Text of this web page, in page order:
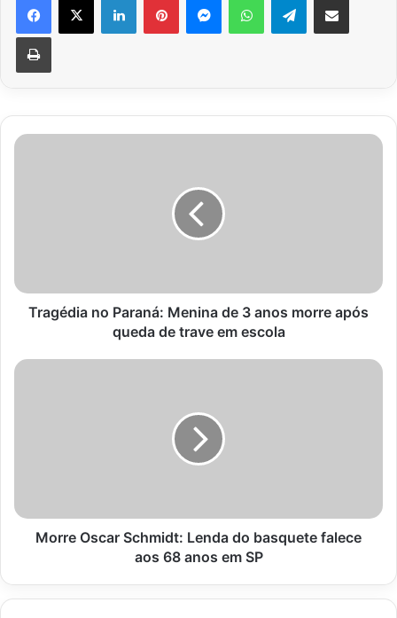
Imprimir
Tragédia
após
queda
em
Tragédia no Paraná: Menina de 3 anos morre após
queda de trave em escola
Morre
68
anosMorre Oscar Schmidt: Lenda do basquete falece
aos 68 anos em SP